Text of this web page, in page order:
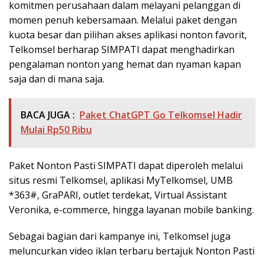
komitmen perusahaan dalam melayani pelanggan di
momen penuh kebersamaan. Melalui paket dengan
kuota besar dan pilihan akses aplikasi nonton favorit,
Telkomsel berharap SIMPATI dapat menghadirkan
pengalaman nonton yang hemat dan nyaman kapan
saja dan di mana saja.
BACA JUGA : Paket ChatGPT Go Telkomsel Hadir
Mulai Rp50 Ribu
Paket Nonton Pasti SIMPATI dapat diperoleh melalui
situs resmi Telkomsel, aplikasi MyTelkomsel, UMB
*363#, GraPARI, outlet terdekat, Virtual Assistant
Veronika, e-commerce, hingga layanan mobile banking.
Sebagai bagian dari kampanye ini, Telkomsel juga
meluncurkan video iklan terbaru bertajuk Nonton Pasti